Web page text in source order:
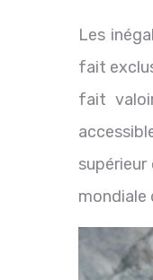
Les
fait
fait
mondiale